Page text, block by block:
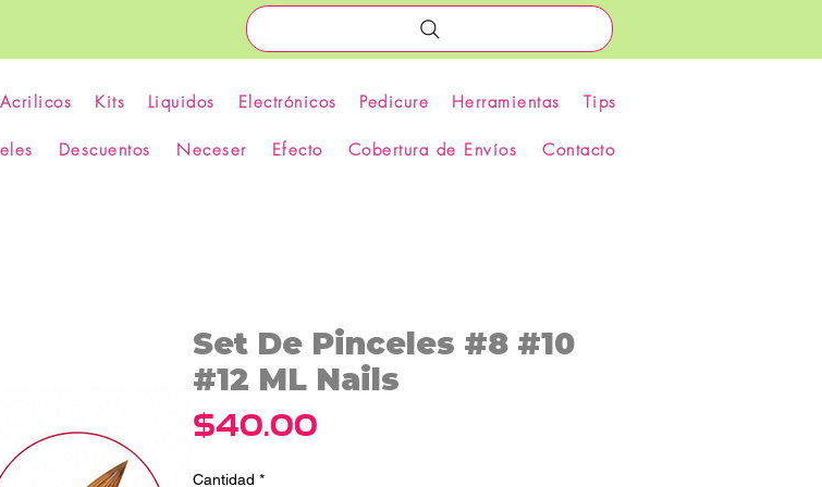
Acrilicos Kits Liquidos Electrónicos Pedicure Herramientas Tips
Descuentos Neceser Efecto Cobertura de Envíos Contacto
Set De Pinceles #8 #10
#12 ML Nails
$40.00
Cantidad *